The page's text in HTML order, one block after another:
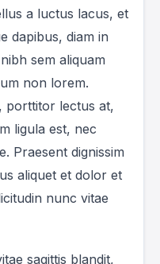
a luctus lacus, et
dapibus, diam in
sem aliquam
non lorem.
porttitor lectus at,
ligula est, nec
Praesent dignissim
aliquet et dolor et
nunc vitae
sagittis blandit,